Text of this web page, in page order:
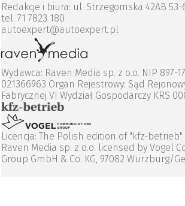
Redakcje i biura: ul. Strzegomska 42AB 53-
tel. 71 7823 180
autoexpert@autoexpert.pl
Wydawca: Raven Media sp. z o.o. NIP 897-
021366963 Organ Rejestrowy: Sąd
Fabrycznej VI Wydział Gospodarczy KRS
Licencja: The Polish edition of "kfz-
Raven Media sp. z o.o. licensed by Vogel
Group GmbH & Co. KG, 97082 Wurzburg/